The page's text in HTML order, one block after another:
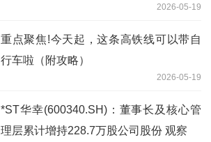
2026-05-19
重点聚焦!今天起，这条高铁线可以带自
行车啦（附攻略）
2026-05-19
*ST华幸(600340.SH)：董事长及核心管
理层累计增持228.7万股公司股份 观察